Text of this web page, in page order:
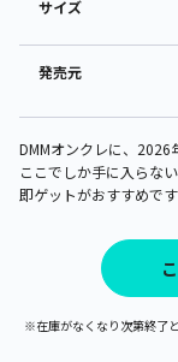
サイズ
発売元
DMMオンクレに、2026
ここでしか手に入らな
即ゲットがおすすめです
※在庫がなくなり次第終了